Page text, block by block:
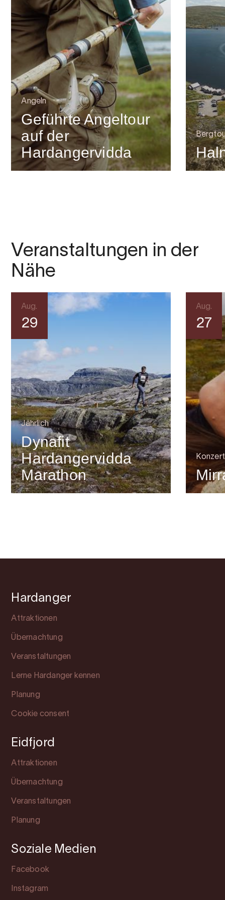
Angeln
Geführte Angeltour
auf der
Hardangervidda
Veranstaltungen in der
Nähe
Aug.
29
Jährlich
Dynafit
Hardangervidda
Marathon
Aug.
27
Konzert
Hardanger
Attraktionen
Übernachtung
Veranstaltungen
Lerne Hardanger kennen
Planung
Cookie consent
Eidfjord
Attraktionen
Übernachtung
Veranstaltungen
Planung
Soziale Medien
Facebook
Instagram